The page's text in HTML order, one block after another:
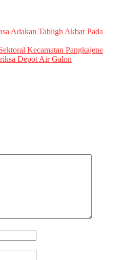
Adakan Tabligh Akbar Pada
Kecamatan Pangkajene
Depot Air Galon